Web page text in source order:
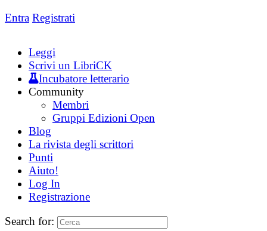
Entra Registrati
Leggi
Scrivi un LibriCK
Incubatore letterario
Community
Membri
Gruppi Edizioni Open
Blog
La rivista degli scrittori
Punti
Aiuto!
Log In
Registrazione
Search for: